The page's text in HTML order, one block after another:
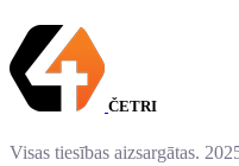
ČETRI
Visas tiesības aizsargātas.